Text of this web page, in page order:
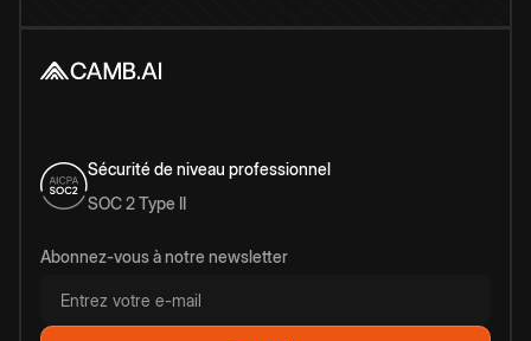
Sécurité de niveau professionnel
SOC 2 Type II
Abonnez-vous à notre newsletter